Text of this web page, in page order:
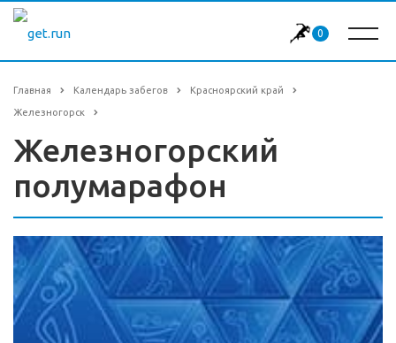
0
Главная Календарь забегов Красноярский край
Железногорск
Железногорский
полумарафон